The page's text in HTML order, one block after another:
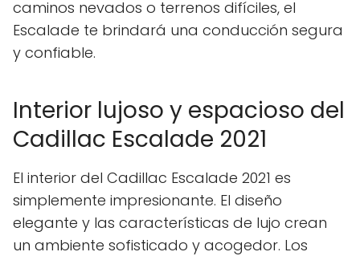
caminos nevados o terrenos difíciles, el
Escalade te brindará una conducción segura
y confiable.
Interior lujoso y espacioso del
Cadillac Escalade 2021
El interior del Cadillac Escalade 2021 es
simplemente impresionante. El diseño
elegante y las características de lujo crean
un ambiente sofisticado y acogedor. Los